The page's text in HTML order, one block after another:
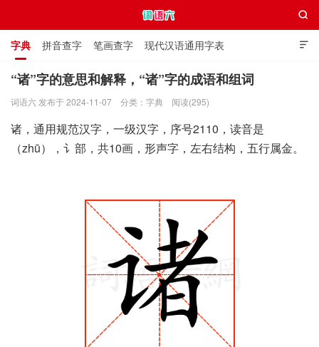

字典 拼音查字 笔画查字 现代汉语通用字表
通用规范汉字表 叠字大全 独体字大全 极简英语词典

“诸”字的意思和解释，“诸”字的成语和组词
词语六 发布于 2024-11-07 分类： 字典 阅读(295)
诸，通用规范汉字，一级汉字，序号2110，读音是
（zhū），讠部，共10画，形声字，左右结构，五行属金。